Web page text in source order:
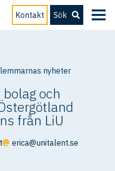
Kontakt Sök
nyheter
och
från LiU
erica@unitalent.se